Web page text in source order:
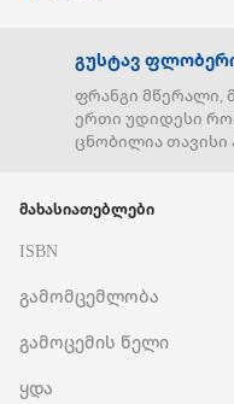
გუსტავ
ფრანგი მწერალი,
ერთი უდიდესი
ცნობილია თავისი
გაუთავებელ
საფრანგეთის
მახასიათებლები
ISBN
გამომცემლობა
გამოცემის წელი
ყდა